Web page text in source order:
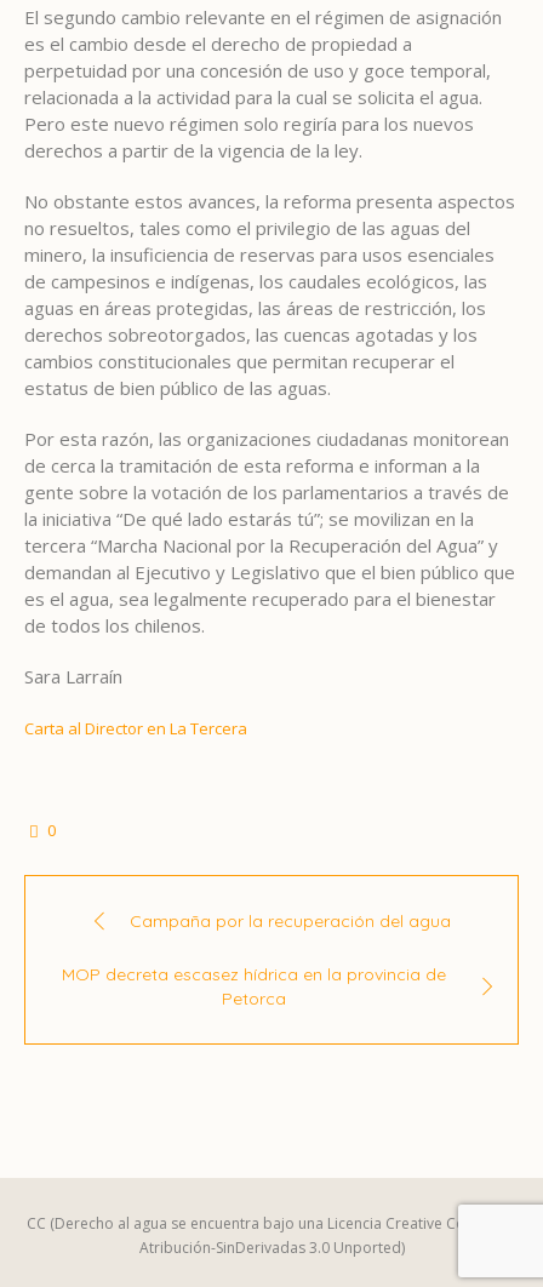
El segundo cambio relevante en el régimen de asignación
es el cambio desde el derecho de propiedad a
perpetuidad por una concesión de uso y goce temporal,
relacionada a la actividad para la cual se solicita el agua.
Pero este nuevo régimen solo regiría para los nuevos
derechos a partir de la vigencia de la ley.
No obstante estos avances, la reforma presenta aspectos
no resueltos, tales como el privilegio de las aguas del
minero, la insuficiencia de reservas para usos esenciales
de campesinos e indígenas, los caudales ecológicos, las
aguas en áreas protegidas, las áreas de restricción, los
derechos sobreotorgados, las cuencas agotadas y los
cambios constitucionales que permitan recuperar el
estatus de bien público de las aguas.
Por esta razón, las organizaciones ciudadanas monitorean
de cerca la tramitación de esta reforma e informan a la
gente sobre la votación de los parlamentarios a través de
la iniciativa “De qué lado estarás tú”; se movilizan en la
tercera “Marcha Nacional por la Recuperación del Agua” y
demandan al Ejecutivo y Legislativo que el bien público que
es el agua, sea legalmente recuperado para el bienestar
de todos los chilenos.
Sara Larraín
Carta al Director en La Tercera
0
Campaña por la recuperación del agua
MOP decreta escasez hídrica en la provincia de
Petorca
CC (Derecho al agua se encuentra bajo una Licencia Creative Commons
Atribución-SinDerivadas 3.0 Unported)